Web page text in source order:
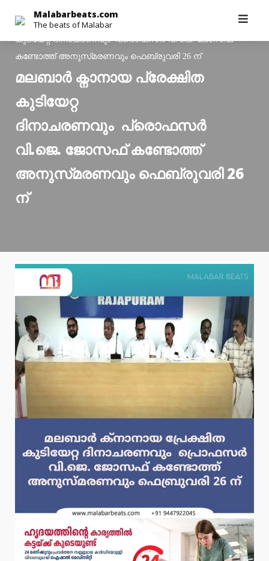
content
Malabarbeats.com
The beats of Malabar
Malabarbeats.com>Latest News
മലബാർ ക്നാനായ പ്രേക്ഷിത
കുടിയേറ്റ ദിനാചരണവും പ്രൊഫസർ വി.ജെ. ജോസഫ്
കണ്ടോത്ത് അനുസ്‌മരണവും ഫെബ്രുവരി 26 ന്
മലബാർ ക്നാനായ പ്രേക്ഷിത
കുടിയേറ്റ
ദിനാചരണവും പ്രൊഫസർ
വി.ജെ. ജോസഫ് കണ്ടോത്ത്
അനുസ്‌മരണവും ഫെബ്രുവരി 26
ന്